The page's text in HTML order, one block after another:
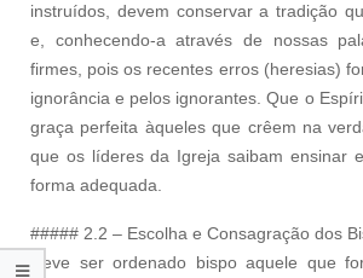
instruídos, devem conservar a tradição
e, conhecendo-a através de nossas
firmes, pois os recentes erros (heresias)
ignorância e pelos ignorantes. Que o
graça perfeita àqueles que crêem na
que os líderes da Igreja saibam ensinar
forma adequada.
##### 2.2 – Escolha e Consagração dos
Deve ser ordenado bispo aquele que